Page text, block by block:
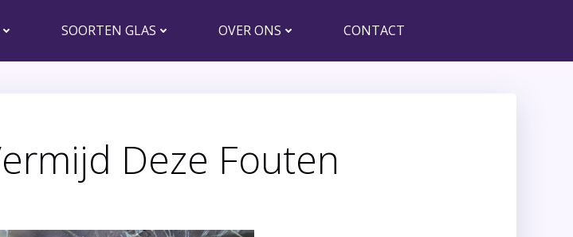
SOORTEN GLAS OVER ONS CONTACT
Deze Fouten